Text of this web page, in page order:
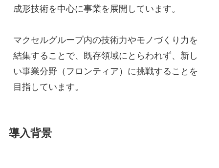
成形技術を中心に事業を展開しています。
マクセルグループ内の技術力やモノづくり力を
結集することで、既存領域にとらわれず、新し
い事業分野（フロンティア）に挑戦することを
目指しています。
導入背景